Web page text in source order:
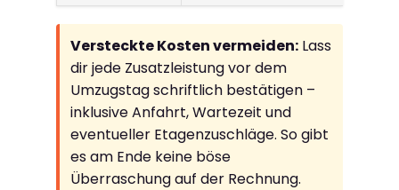
Versteckte Kosten vermeiden: Lass
dir jede Zusatzleistung vor dem
Umzugstag schriftlich bestätigen –
inklusive Anfahrt, Wartezeit und
eventueller Etagenzuschläge. So gibt
es am Ende keine böse
Überraschung auf der Rechnung.